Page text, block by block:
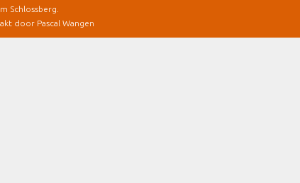
Schlossberg.
door Pascal Wangen